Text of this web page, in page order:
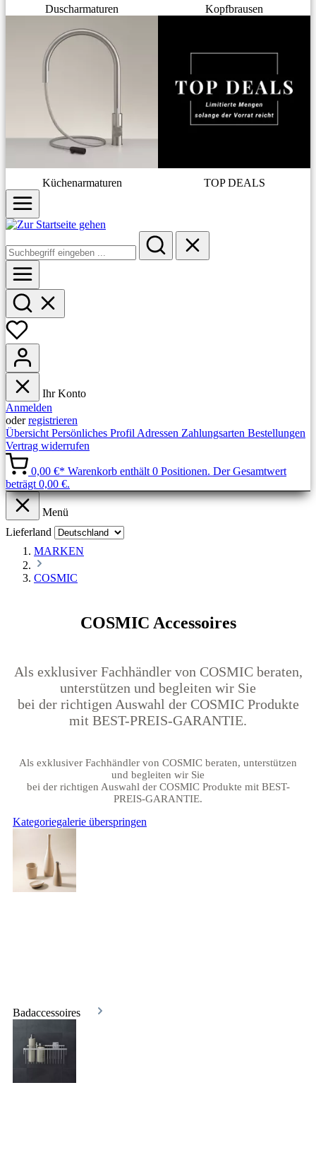
Duscharmaturen Kopfbrausen
Küchenarmaturen TOP DEALS
Ihr Konto
Anmelden
oderregistrieren
Übersicht Persönliches Profil Adressen Zahlungsarten Bestellungen
Vertrag widerrufen
0,00 €* Warenkorb enthält 0 Positionen. Der Gesamtwert
beträgt 0,00 €.
Menü
Lieferland
MARKEN
COSMIC
COSMIC Accessoires
Als exklusiver Fachhändler von COSMIC beraten,
unterstützen und begleiten wir Sie
bei der richtigen Auswahl der COSMIC Produkte
mit BEST-PREIS-GARANTIE.
Als exklusiver Fachhändler von COSMIC beraten, unterstützen
und begleiten wir Sie
bei der richtigen Auswahl der COSMIC Produkte mit BEST-
PREIS-GARANTIE.
Kategoriegalerie überspringen
Badaccessoires